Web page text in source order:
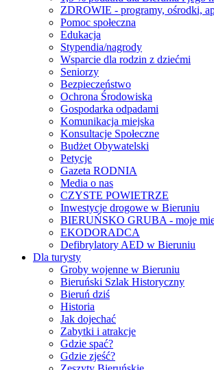
ZDROWIE - programy, ośrodki,
Pomoc społeczna
Edukacja
Stypendia/nagrody
Wsparcie dla rodzin z dziećmi
Seniorzy
Bezpieczeństwo
Ochrona Środowiska
Gospodarka odpadami
Komunikacja miejska
Konsultacje Społeczne
Budżet Obywatelski
Petycje
Gazeta RODNIA
Media o nas
CZYSTE POWIETRZE
Inwestycje drogowe w Bieruniu
BIERUŃSKO GRUBA - moje
EKODORADCA
Defibrylatory AED w Bieruniu
Dla turysty
Groby wojenne w Bieruniu
Bieruński Szlak Historyczny
Bieruń dziś
Historia
Jak dojechać
Zabytki i atrakcje
Gdzie spać?
Gdzie zjeść?